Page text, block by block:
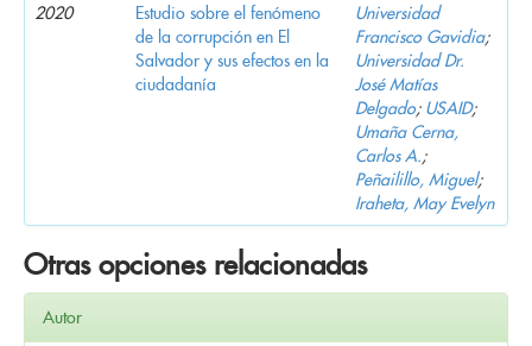
2020
Estudio sobre el fenómeno
de la corrupción en El
Salvador y sus efectos en la
ciudadanía
Universidad
Francisco Gavidia;
Universidad Dr.
José Matías
Delgado; USAID;
Umaña Cerna,
Carlos A.;
Peñailillo, Miguel;
Iraheta, May Evelyn
Otras opciones relacionadas
Autor